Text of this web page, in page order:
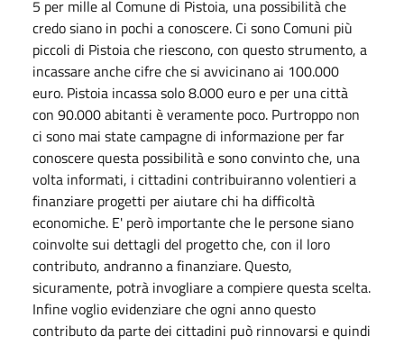
5 per mille al Comune di Pistoia, una possibilità che
credo siano in pochi a conoscere. Ci sono Comuni più
piccoli di Pistoia che riescono, con questo strumento, a
incassare anche cifre che si avvicinano ai 100.000
euro. Pistoia incassa solo 8.000 euro e per una città
con 90.000 abitanti è veramente poco. Purtroppo non
ci sono mai state campagne di informazione per far
conoscere questa possibilità e sono convinto che, una
volta informati, i cittadini contribuiranno volentieri a
finanziare progetti per aiutare chi ha difficoltà
economiche. E' però importante che le persone siano
coinvolte sui dettagli del progetto che, con il loro
contributo, andranno a finanziare. Questo,
sicuramente, potrà invogliare a compiere questa scelta.
Infine voglio evidenziare che ogni anno questo
contributo da parte dei cittadini può rinnovarsi e quindi